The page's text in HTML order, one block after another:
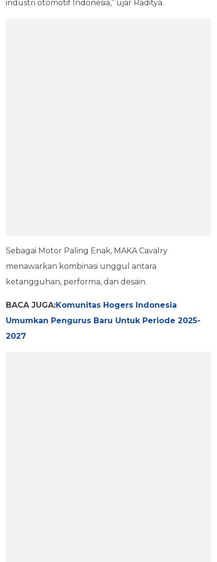
industri otomotif Indonesia,” ujar Raditya.
Sebagai Motor Paling Enak, MAKA Cavalry
menawarkan kombinasi unggul antara
ketangguhan, performa, dan desain.
BACA JUGA:Komunitas Hogers Indonesia
Umumkan Pengurus Baru Untuk Periode 2025-
2027